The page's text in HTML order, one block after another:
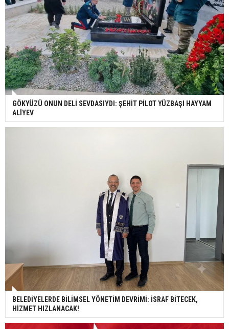
GÖKYÜZÜ ONUN DELİ SEVDASIYDI: ŞEHİT PİLOT YÜZBAŞI HAYYAM
ALİYEV
BELEDİYELERDE BİLİMSEL YÖNETİM DEVRİMİ: İSRAF BİTECEK,
HİZMET HIZLANACAK!